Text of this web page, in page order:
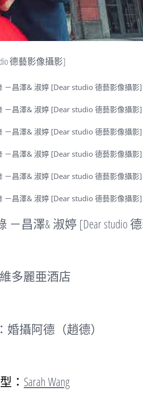
德藝影像攝影]
昌澤& 淑婷 [Dear studio
多麗亜酒店
攝阿德（趙德）
： Sarah Wang